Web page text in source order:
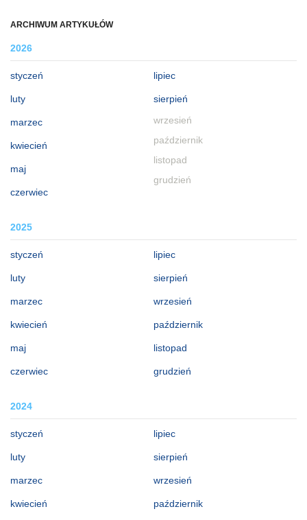
ARCHIWUM ARTYKUŁÓW
2026
styczeń
luty
marzec
kwiecień
maj
czerwiec
lipiec
sierpień
wrzesień
październik
listopad
grudzień
2025
styczeń
luty
marzec
kwiecień
maj
czerwiec
lipiec
sierpień
wrzesień
październik
listopad
grudzień
2024
styczeń
luty
marzec
kwiecień
lipiec
sierpień
wrzesień
październik